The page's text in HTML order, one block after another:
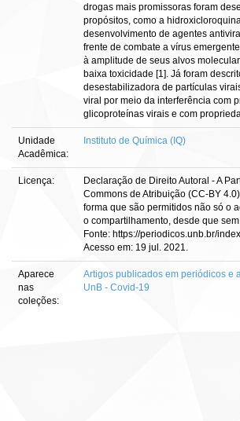
drogas mais promissoras foram
propósitos, como a
desenvolvimento de agentes
frente de combate a vírus
à amplitude de seus alvos
baixa toxicidade [1]. Já foram
desestabilizadora de partículas
viral por meio da interferência com
glicoproteínas virais e com
Unidade
Acadêmica:
Instituto de Química (IQ)
Licença:
Declaração de Direito Autoral - A
Commons de Atribuição (CC-BY
forma que são permitidos não só o
o compartilhamento, desde que
Fonte: https://periodicos.unb.br/
Acesso em: 19 jul. 2021.
Aparece
nas
coleções:
Artigos publicados em periódicos e
UnB - Covid-19